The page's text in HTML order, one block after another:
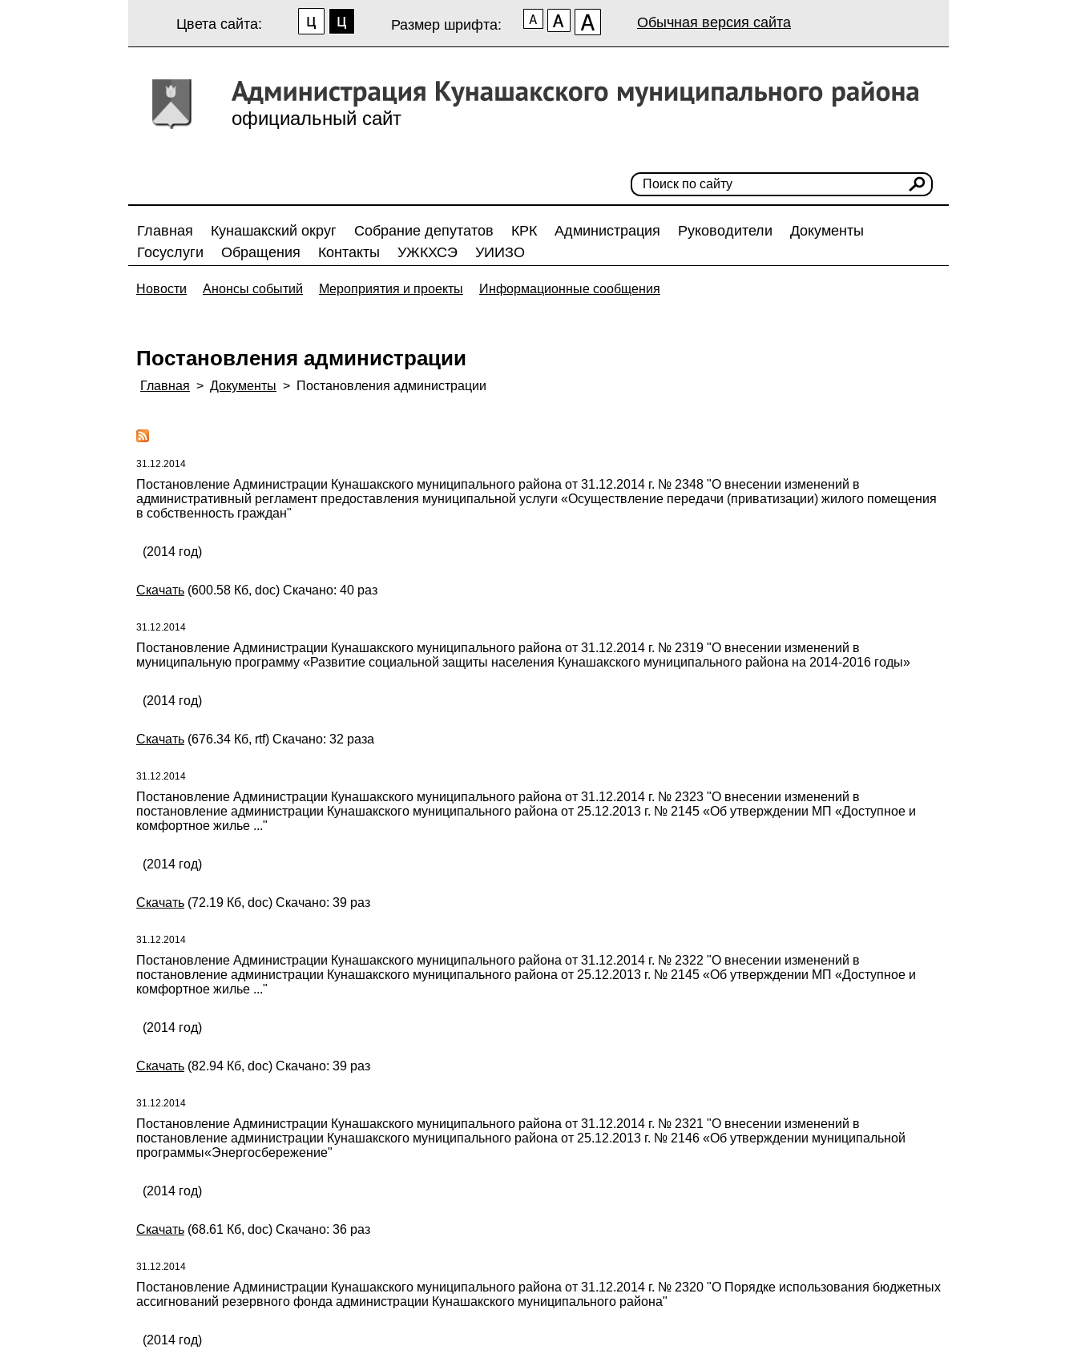
Цвета сайта: Размер шрифта: Обычная версия сайта
официальный сайт
Главная Кунашакский округ Собрание депутатов КРК Администрация Руководители
Документы
Госуслуги
Обращения Контакты УЖКХСЭ УИИЗО
Новости Анонсы событий Мероприятия и проекты Информационные сообщения
Постановления администрации
Главная > Документы > Постановления администрации
31.12.2014
Постановление Администрации Кунашакского муниципального района от 31.12.2014 г. № 2348 "О внесении изменений в
административный регламент предоставления муниципальной услуги «Осуществление передачи (приватизации) жилого помещения
в собственность граждан"
(2014 год)
Скачать (600.58 Кб, doc) Скачано: 40 раз
31.12.2014
Постановление Администрации Кунашакского муниципального района от 31.12.2014 г. № 2319 "О внесении изменений в
муниципальную программу «Развитие социальной защиты населения Кунашакского муниципального района на 2014-2016 годы»
(2014 год)
Скачать (676.34 Кб, rtf) Скачано: 32 раза
31.12.2014
Постановление Администрации Кунашакского муниципального района от 31.12.2014 г. № 2323 "О внесении изменений в
постановление администрации Кунашакского муниципального района от 25.12.2013 г. № 2145 «Об утверждении МП «Доступное и
комфортное жилье ..."
(2014 год)
Скачать (72.19 Кб, doc) Скачано: 39 раз
31.12.2014
Постановление Администрации Кунашакского муниципального района от 31.12.2014 г. № 2322 "О внесении изменений в
постановление администрации Кунашакского муниципального района от 25.12.2013 г. № 2145 «Об утверждении МП «Доступное и
комфортное жилье ..."
(2014 год)
Скачать (82.94 Кб, doc) Скачано: 39 раз
31.12.2014
Постановление Администрации Кунашакского муниципального района от 31.12.2014 г. № 2321 "О внесении изменений в
постановление администрации Кунашакского муниципального района от 25.12.2013 г. № 2146 «Об утверждении муниципальной
программы«Энергосбережение"
(2014 год)
Скачать (68.61 Кб, doc) Скачано: 36 раз
31.12.2014
Постановление Администрации Кунашакского муниципального района от 31.12.2014 г. № 2320 "О Порядке использования бюджетных
ассигнований резервного фонда администрации Кунашакского муниципального района"
(2014 год)